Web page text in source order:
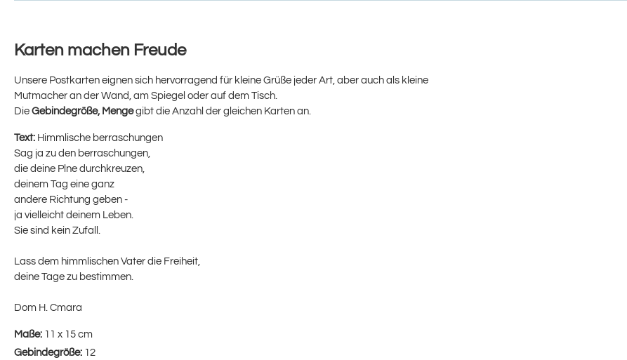
Karten machen Freude
Unsere Postkarten eignen sich hervorragend für kleine Grüße jeder Art, aber auch als kleine
Mutmacher an der Wand, am Spiegel oder auf dem Tisch.
Die Gebindegröße, Mengegibt die Anzahl der gleichen Karten an.
Text: Himmlische berraschungen
Sag ja zu den berraschungen,
die deine Plne durchkreuzen,
deinem Tag eine ganz
andere Richtung geben -
ja vielleicht deinem Leben.
Sie sind kein Zufall.
Lass dem himmlischen Vater die Freiheit,
deine Tage zu bestimmen.
Dom H. Cmara
Maße: 11 x 15 cm
Gebindegröße: 12